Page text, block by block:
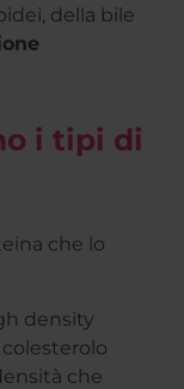
della bile
i tipi di
che lo
density
che